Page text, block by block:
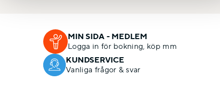
MIN SIDA - MEDLEM
Logga in för bokning, köp mm
KUNDSERVICE
Vanliga frågor & svar